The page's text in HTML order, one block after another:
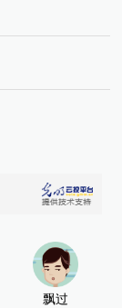
飘过